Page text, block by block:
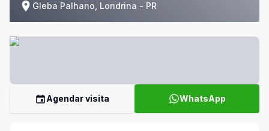
Gleba Palhano, Londrina - PR
Agendar visita WhatsApp